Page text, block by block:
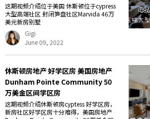
这期视频介绍位于美国 休斯顿位于cypress
大型高端社区 封闭笋盘社区Marvida 46万
美元新房别墅
Gigi
June 09, 2022
休斯顿房地产 好学区房 美国房地产
Dunham Pointe Community 50
万美金区间学区房
这期视频介绍休斯顿房cyptess 好学区房，
新房社区好学区房十分难得，美国房地产